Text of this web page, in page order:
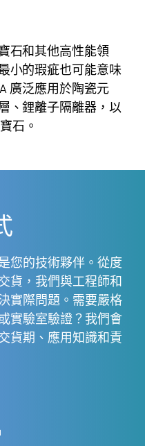
石和其他高性能領
小的瑕疵也可能意味
廣泛應用於陶瓷元
、鋰離子隔離器，以
石。
您的技術夥伴。從度
貨，我們與工程師和
實際問題。需要嚴格
實驗室驗證？我們會
貨期、應用知識和責